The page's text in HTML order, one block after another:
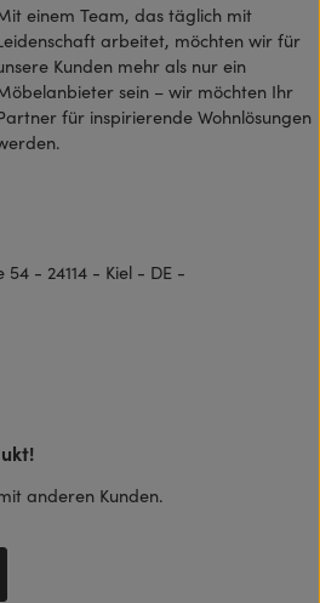
einem Team, das täglich mit
arbeitet, möchten wir für
Kunden mehr als nur ein
sein – wir möchten Ihr
für inspirierende Wohnlösungen
- 24114 - Kiel - DE -
0 von 5 Sternen
anderen Kunden.